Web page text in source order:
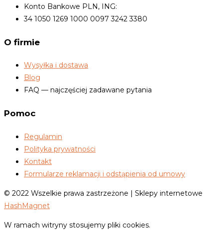
Konto Bankowe PLN, ING:
34 1050 1269 1000 0097 3242 3380
O firmie
Wysyłka i dostawa
Blog
FAQ — najczęściej zadawane pytania
Pomoc
Regulamin
Polityka prywatności
Kontakt
Formularze reklamacji i odstąpienia od umowy
© 2022 Wszelkie prawa zastrzeżone | Sklepy internetowe
HashMagnet
W ramach witryny stosujemy pliki cookies.